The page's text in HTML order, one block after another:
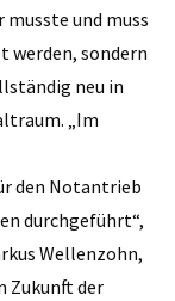
und muss
werden, sondern
neu in
„Im
den Notantrieb
durchgeführt“,
Wellenzohn,
Zukunft der